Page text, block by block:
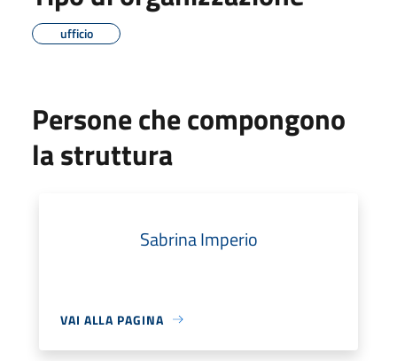
ufficio
Persone che compongono
la struttura
Sabrina Imperio
VAI ALLA PAGINA